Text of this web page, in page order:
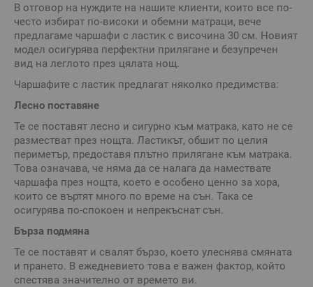
В отговор на нуждите на нашите клиенти, които все по-
често избират по-високи и обемни матраци, вече
предлагаме чаршафи с ластик с височина 30 см. Новият
модел осигурява перфектни прилягане и безупречен
вид на леглото през цялата нощ.
Чаршафите с ластик предлагат няколко предимства:
Лесно поставяне
Те се поставят лесно и сигурно към матрака, като не се
разместват през нощта. Ластикът, обшит по целия
периметър, предоставя плътно прилягане към матрака.
Това означава, че няма да се налага да намествате
чаршафа през нощта, което е особено ценно за хора,
които се въртят много по време на сън. Така се
осигурява по-спокоен и непрекъснат сън.
Бърза подмяна
Те се поставят и свалят бързо, което улеснява смяната
и прането. В ежедневието това е важен фактор, който
спестява значително от времето ви.